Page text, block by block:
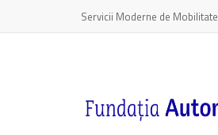
Servicii Moderne de Mobilitate